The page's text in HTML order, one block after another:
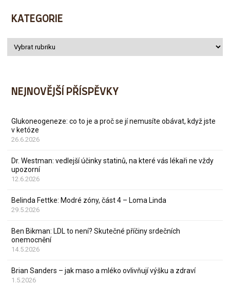
KATEGORIE
NEJNOVĚJŠÍ PŘÍSPĚVKY
Glukoneogeneze: co to je a proč se jí nemusíte obávat, když jste
v ketóze
26.6.2026
Dr. Westman: vedlejší účinky statinů, na které vás lékaři ne vždy
upozorní
12.6.2026
Belinda Fettke: Modré zóny, část 4 – Loma Linda
29.5.2026
Ben Bikman: LDL to není? Skutečné příčiny srdečních
onemocnění
14.5.2026
Brian Sanders – jak maso a mléko ovlivňují výšku a zdraví
1.5.2026